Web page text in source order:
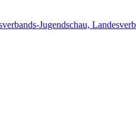
Jugendschau,